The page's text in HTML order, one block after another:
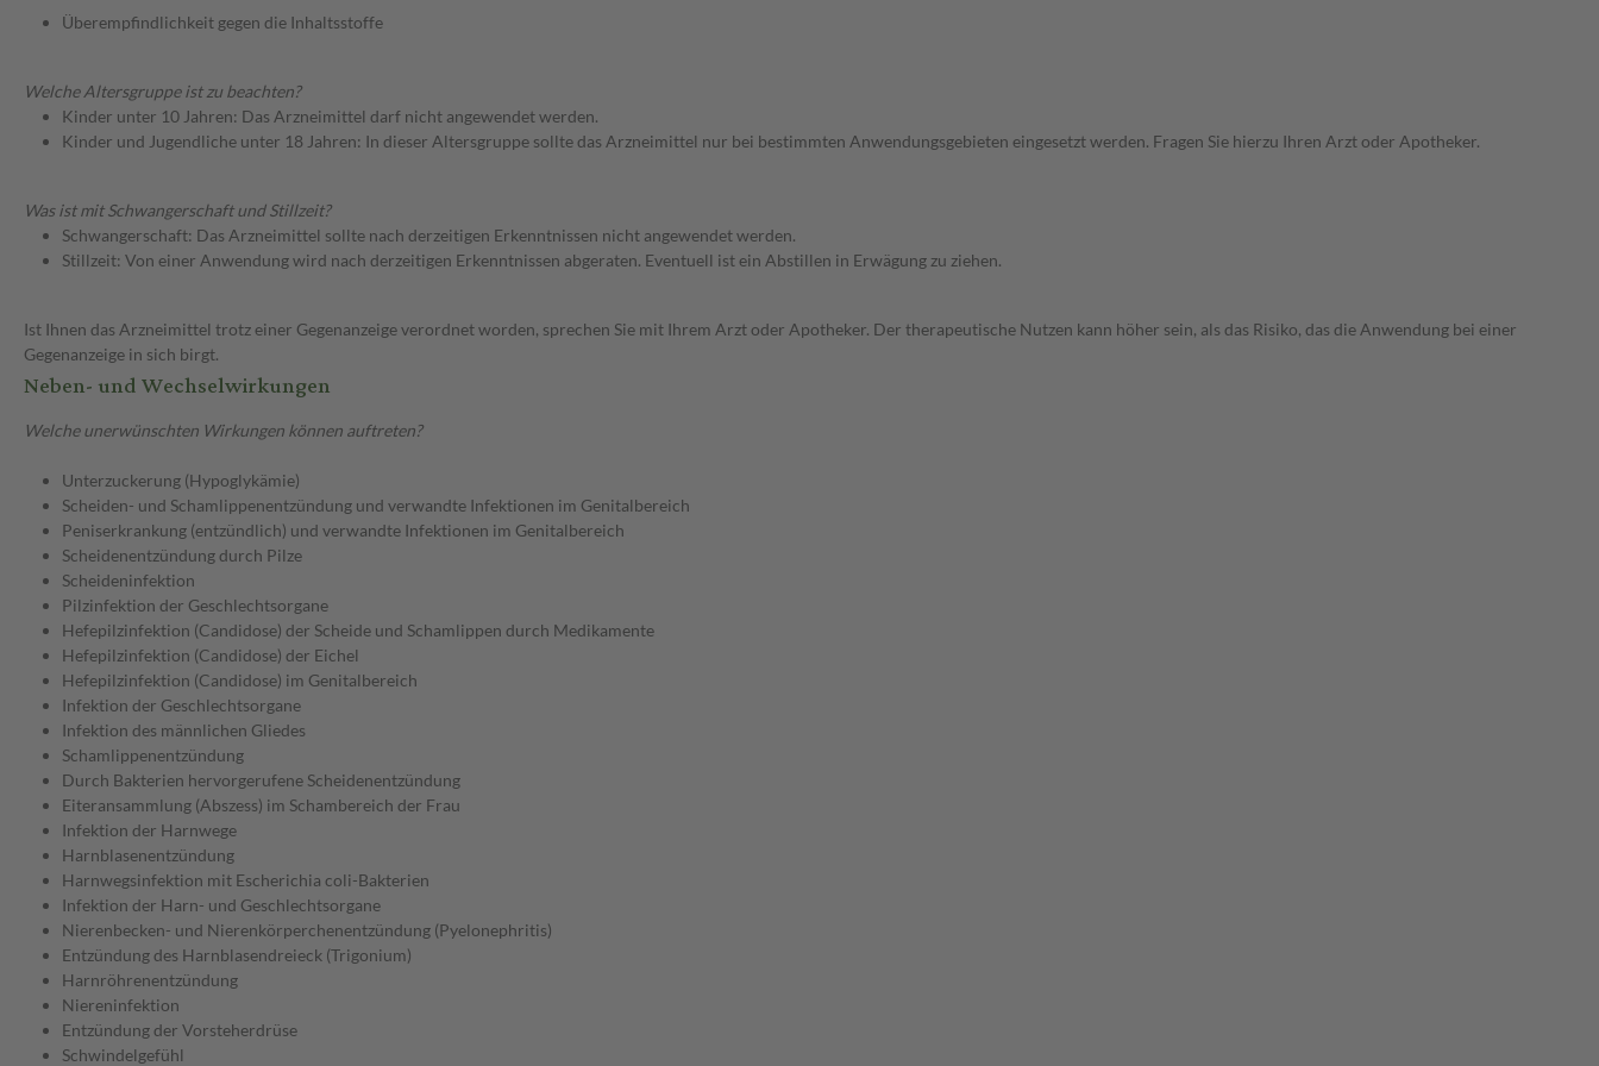
Überempfindlichkeit gegen die Inhaltsstoffe
Welche Altersgruppe ist zu beachten?
Kinder unter 10 Jahren: Das Arzneimittel darf nicht angewendet werden.
Kinder und Jugendliche unter 18 Jahren: In dieser Altersgruppe sollte das Arzneimittel nur bei bestimmten Anwendungsgebieten eingesetzt werden. Fragen Sie hierzu Ihren Arzt oder Apotheker.
Was ist mit Schwangerschaft und Stillzeit?
Schwangerschaft: Das Arzneimittel sollte nach derzeitigen Erkenntnissen nicht angewendet werden.
Stillzeit: Von einer Anwendung wird nach derzeitigen Erkenntnissen abgeraten. Eventuell ist ein Abstillen in Erwägung zu ziehen.
Ist Ihnen das Arzneimittel trotz einer Gegenanzeige verordnet worden, sprechen Sie mit Ihrem Arzt oder Apotheker. Der therapeutische Nutzen kann höher sein, als das Risiko, das die Anwendung bei einer
Gegenanzeige in sich birgt.
Neben- und Wechselwirkungen
Welche unerwünschten Wirkungen können auftreten?
Unterzuckerung (Hypoglykämie)
Scheiden- und Schamlippenentzündung und verwandte Infektionen im Genitalbereich
Peniserkrankung (entzündlich) und verwandte Infektionen im Genitalbereich
Scheidenentzündung durch Pilze
Scheideninfektion
Pilzinfektion der Geschlechtsorgane
Hefepilzinfektion (Candidose) der Scheide und Schamlippen durch Medikamente
Hefepilzinfektion (Candidose) der Eichel
Hefepilzinfektion (Candidose) im Genitalbereich
Infektion der Geschlechtsorgane
Infektion des männlichen Gliedes
Schamlippenentzündung
Durch Bakterien hervorgerufene Scheidenentzündung
Eiteransammlung (Abszess) im Schambereich der Frau
Infektion der Harnwege
Harnblasenentzündung
Harnwegsinfektion mit Escherichia coli-Bakterien
Infektion der Harn- und Geschlechtsorgane
Nierenbecken- und Nierenkörperchenentzündung (Pyelonephritis)
Entzündung des Harnblasendreieck (Trigonium)
Harnröhrenentzündung
Niereninfektion
Entzündung der Vorsteherdrüse
Schwindelgefühl